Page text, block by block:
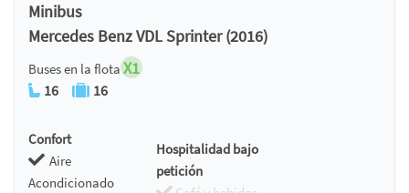
Minibus
Mercedes Benz VDL Sprinter (2016)
Buses en la flota X1
16 16
Confort
Aire
Acondicionado
Hospitalidad bajo
petición